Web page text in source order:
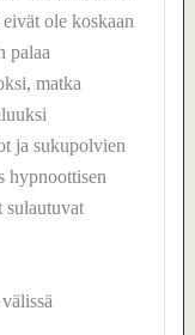
ole koskaan
palaa
matka
ja sukupolvien
hypnoottisen
sulautuvat